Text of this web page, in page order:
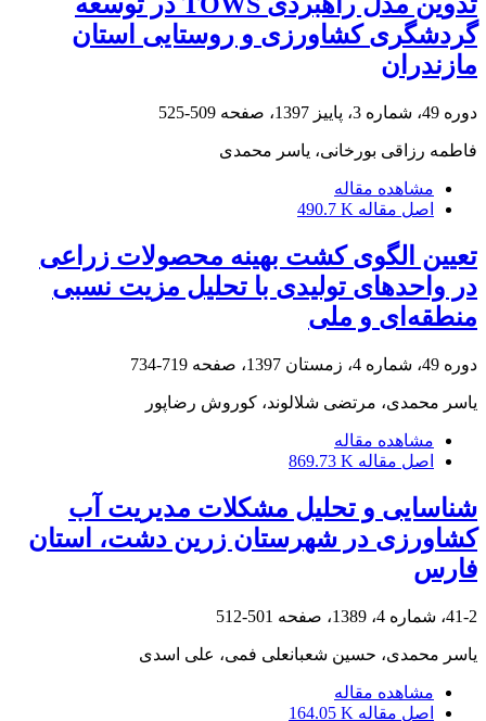
گردشگری کشاورزی و روستایی استان
مازندران
دوره 49، شماره 3، پاییز 1397، صفحه 509-525
فاطمه رزاقی بورخانی، یاسر محمدی
مشاهده مقاله
اصل مقاله 490.7 K
تعیین الگوی کشت بهینه محصولات زراعی
در واحدهای تولیدی با تحلیل مزیت نسبی
منطقه‌ای و ملی
دوره 49، شماره 4، زمستان 1397، صفحه 719-734
یاسر محمدی، مرتضی شلالوند، کوروش رضاپور
مشاهده مقاله
اصل مقاله 869.73 K
شناسایی و تحلیل مشکلات مدیریت آب
کشاورزی در شهرستان زرین دشت، استان
فارس
41-2، شماره 4، 1389، صفحه 501-512
یاسر محمدی، حسین شعبانعلی فمی، علی اسدی
مشاهده مقاله
اصل مقاله 164.05 K